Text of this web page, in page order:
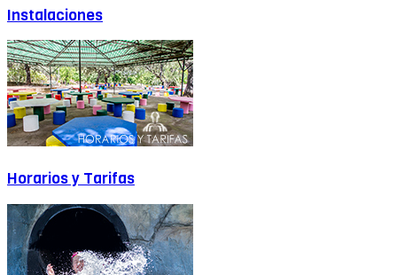
Instalaciones
Horarios y Tarifas